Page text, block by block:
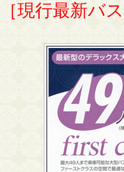
［現行最新バス